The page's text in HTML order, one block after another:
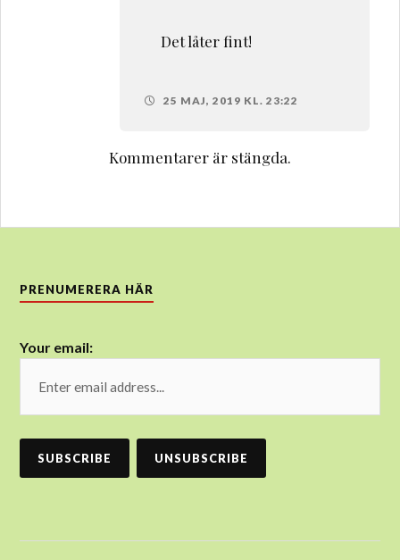
Det låter fint!
25 MAJ, 2019 KL. 23:22
Kommentarer är stängda.
PRENUMERERA HÄR
Your email: